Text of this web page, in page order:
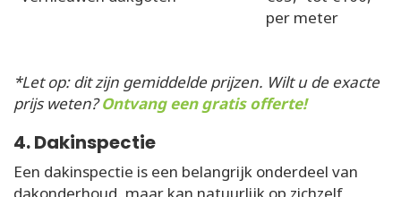
per meter
*Let op: dit zijn gemiddelde prijzen. Wilt u de exacte
prijs weten?Ontvang een gratis offerte!
4. Dakinspectie
Een dakinspectie is een belangrijk onderdeel van